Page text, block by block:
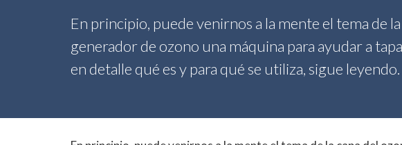
En principio, puede venirnos a la mente el tema de
generador de ozono una máquina para ayudar a
en detalle qué es y para qué se utiliza, sigue leyendo.